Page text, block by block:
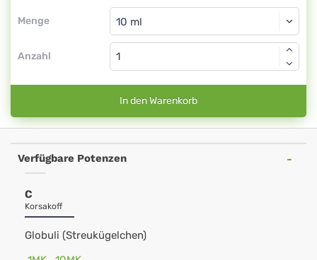
Menge
Dilution
Anzahl
In den Warenkorb
Verfügbare Potenzen
C
Korsakoff
Globuli (Streukügelchen)